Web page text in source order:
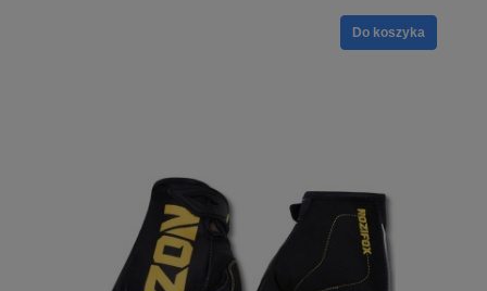
Do koszyka